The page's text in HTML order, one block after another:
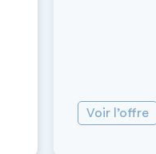
Voir l’offre